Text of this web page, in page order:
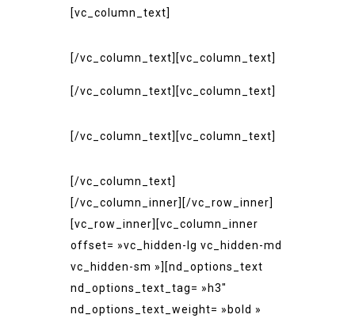
[vc_column_text]
[/vc_column_text][vc_column_text]
[/vc_column_text][vc_column_text]
[/vc_column_text][vc_column_text]
[/vc_column_text]
[/vc_column_inner][/vc_row_inner]
[vc_row_inner][vc_column_inner
offset= »vc_hidden-lg vc_hidden-md
vc_hidden-sm »][nd_options_text
nd_options_text_tag= »h3″
nd_options_text_weight= »bold »